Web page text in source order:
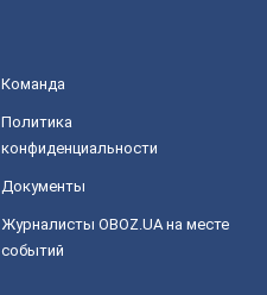
Команда
Политика
конфиденциальности
Документы
Журналисты OBOZ.UA на месте
событий